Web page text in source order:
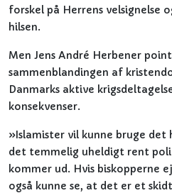
forskel på Herrens velsignelse
hilsen.
Men Jens André Herbener
sammenblandingen af
Danmarks aktive
konsekvenser.
»Islamister vil kunne bruge
det temmelig uheldigt rent
kommer ud. Hvis biskopperne
også kunne se, at det er et